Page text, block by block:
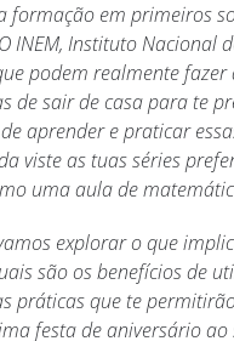
formação em primeiros
INEM, Instituto Nacional
podem realmente
de sair de casa para te
aprender e praticar
viste as tuas séries
uma aula de
explorar o que
são os benefícios de
práticas que te
festa de aniversário